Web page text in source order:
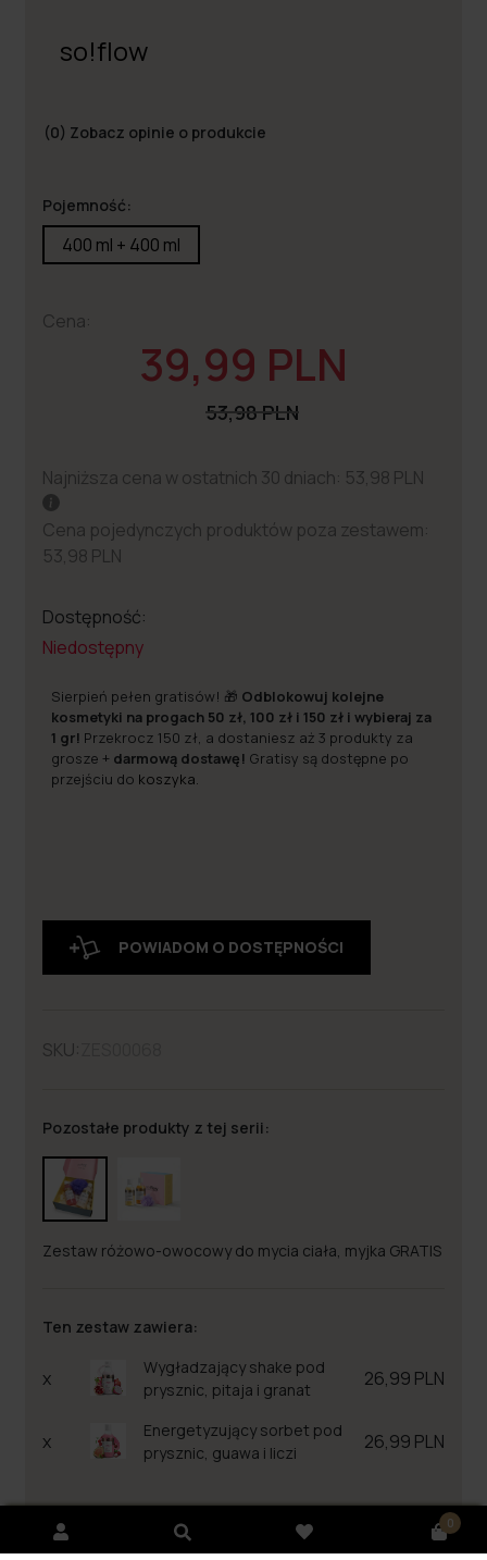
0
so!flow
(0) Zobacz opinie o produkcie
Pojemność:
400 ml + 400 ml
Cena:
39,99 PLN
53,98 PLN
Najniższa cena w ostatnich 30 dniach: 53,98 PLN
Cena pojedynczych produktów poza zestawem:
53,98 PLN
Dostępność:
Niedostępny
Sierpień pełen gratisów! 🎁 Odblokowuj kolejne
kosmetyki na progach 50 zł, 100 zł i 150 zł i wybieraj za
1 gr! Przekrocz 150 zł, a dostaniesz aż 3 produkty za
grosze + darmową dostawę! Gratisy są dostępne po
przejściu do koszyka
POWIADOM O DOSTĘPNOŚCI
SKU:
Pozostałe produkty z tej serii:
Zestaw różowo-owocowy do mycia ciała, myjka GRATIS
Ten zestaw zawiera:
x
Wygładzający shake pod
prysznic, pitaja i granat
26,99 PLN
x
Energetyzujący sorbet pod
prysznic, guawa i liczi
26,99 PLN